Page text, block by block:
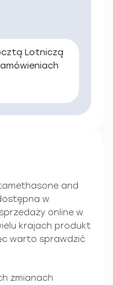
Lotniczą
and
w
online w
krajach produkt
warto sprawdzić
zmianach